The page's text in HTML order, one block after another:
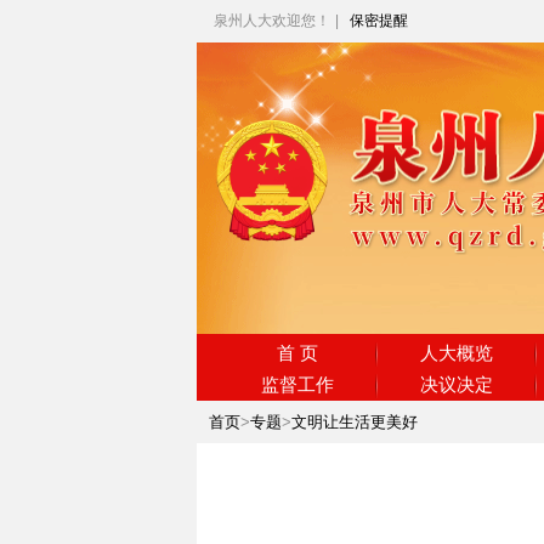
泉州人大欢迎您！ 保密提醒
首 页
人大概览
监督工作
决议决定
首页>专题>文明让生活更美好